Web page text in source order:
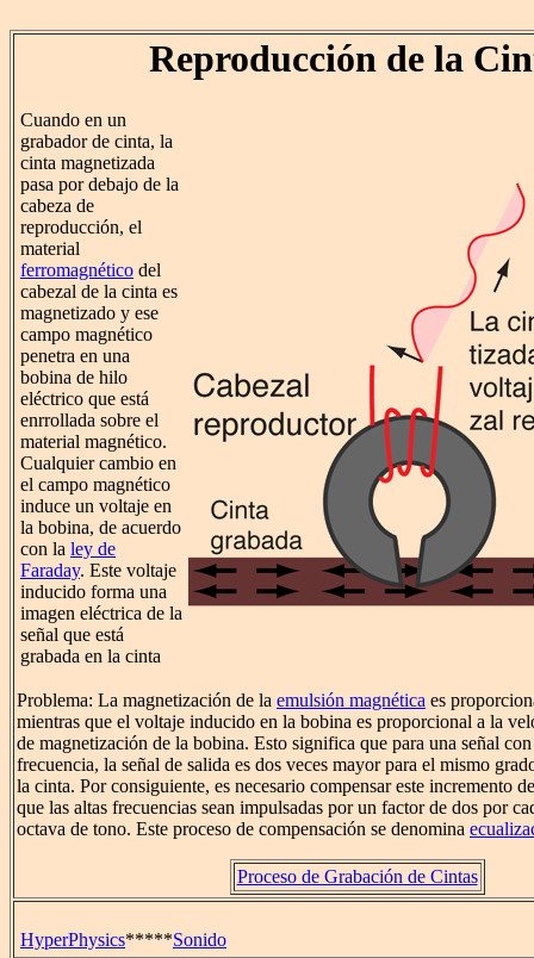
Reproducción de la
Cuando en un
grabador de cinta, la
cinta magnetizada
pasa por debajo de la
cabeza de
reproducción, el
material
ferromagnético del
cabezal de la cinta es
magnetizado y ese
campo magnético
penetra en una
bobina de hilo
eléctrico que está
enrrollada sobre el
material magnético.
Cualquier cambio en
el campo magnético
induce un voltaje en
la bobina, de acuerdo
con la ley de
Faraday. Este voltaje
inducido forma una
imagen eléctrica de la
señal que está
grabada en la cinta
Problema: La magnetización de la emulsión magnética es
mientras que el voltaje inducido en la bobina es proporcional a la
de magnetización de la bobina. Esto significa que para una señal
frecuencia, la señal de salida es dos veces mayor para el mismo
la cinta. Por consiguiente, es necesario compensar este incremento
que las altas frecuencias sean impulsadas por un factor de dos por
octava de tono. Este proceso de compensación se denomina
Proceso de Grabación de Cintas
HyperPhysics*****Sonido